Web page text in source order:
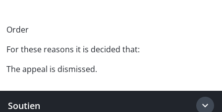
Order
For these reasons it is decided that:
The appeal is dismissed.
Soutien